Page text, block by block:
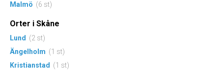
Malmö (6 st)
Orter i Skåne
Lund
(2 st)
Ängelholm (1 st)
Kristianstad
(1 st)